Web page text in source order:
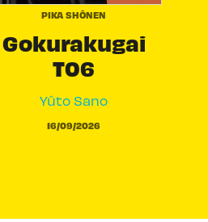
PIKA SHÔNEN
Gokurakugai
T06
Yûto Sano
16/09/2026